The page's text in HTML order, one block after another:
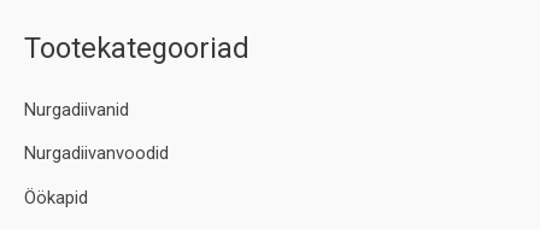
Tootekategooriad
Nurgadiivanid
Nurgadiivanvoodid
Öökapid